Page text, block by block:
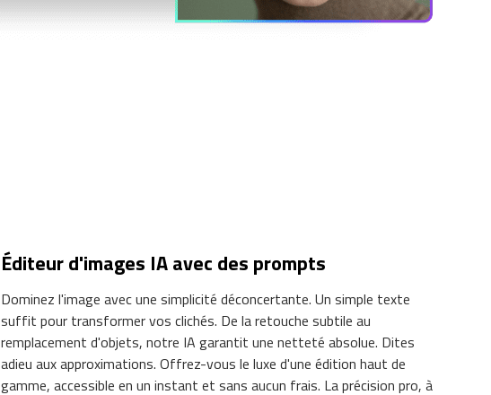
Éditeur d'images IA avec des prompts
Dominez l'image avec une simplicité déconcertante. Un simple texte
suffit pour transformer vos clichés. De la retouche subtile au
remplacement d'objets, notre IA garantit une netteté absolue. Dites
adieu aux approximations. Offrez-vous le luxe d'une édition haut de
gamme, accessible en un instant et sans aucun frais. La précision pro, à